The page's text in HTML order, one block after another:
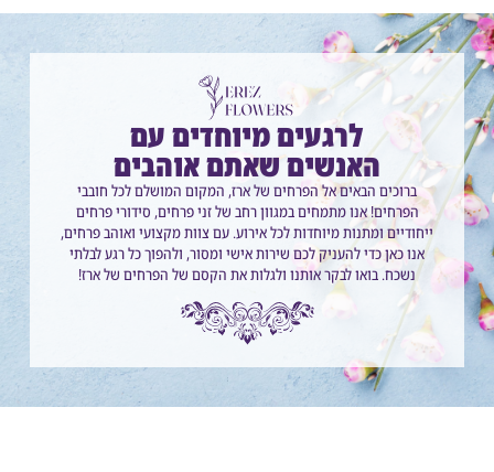
לרגעים מיוחדים עם
האנשים שאתם אוהבים
ברוכים הבאים אל הפרחים של ארז, המקום המושלם לכל חובבי
הפרחים! אנו מתמחים במגוון רחב של זני פרחים, סידורי פרחים
ייחודיים ומתנות מיוחדות לכל אירוע. עם צוות מקצועי ואוהב פרחים,
אנו כאן כדי להעניק לכם שירות אישי ומסור, ולהפוך כל רגע לבלתי
נשכח. בואו לבקר אותנו ולגלות את הקסם של הפרחים של ארז!